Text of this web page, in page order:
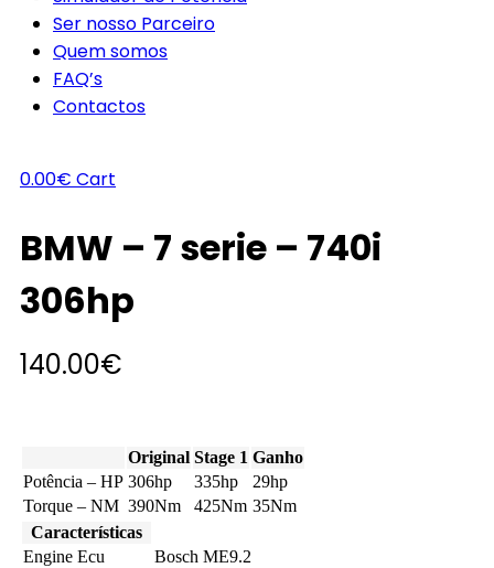
Ser nosso Parceiro
Quem somos
FAQ’s
Contactos
0.00€ Cart
BMW – 7 serie – 740i
306hp
140.00€
Original Stage 1 Ganho
Potência – HP 306hp 335hp
29hp
Torque – NM 390Nm 425Nm 35Nm
Características
Engine Ecu
Bosch ME9.2